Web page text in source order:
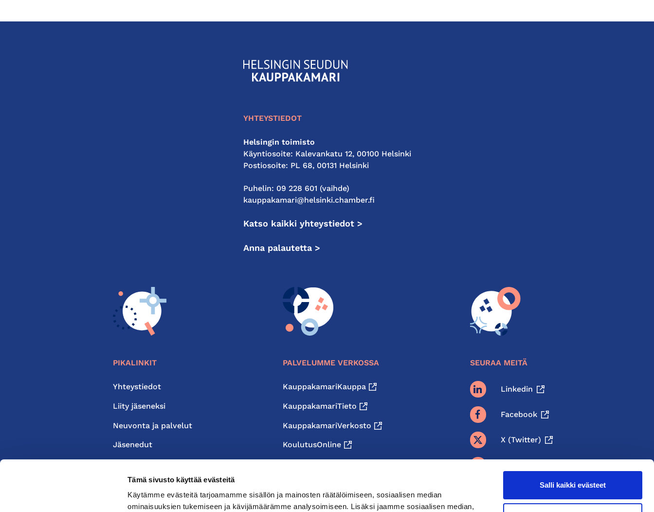
Tämä sivusto käyttää evästeitä
Käytämme evästeitä tarjoamamme sisällön ja mainosten räätälöimiseen, sosiaalisen median
ominaisuuksien tukemiseen ja kävijämäärämme analysoimiseen. Lisäksi jaamme sosiaalisen median,
Salli kaikki evästeet
KauppakamariHelsingin
seudun
YHTEYSTIEDOT
Helsingin toimisto
Käyntiosoite: Kalevankatu 12, 00100 Helsinki
Postiosoite: PL 68, 00131 Helsinki
Puhelin: 09 228 601 (vaihde)
kauppakamari@helsinki.chamber.fi
Katso kaikki yhteystiedot >
Anna palautetta >
PIKALINKIT
Yhteystiedot
Liity jäseneksi
Neuvonta ja palvelut
Jäsenedut
PALVELUMME VERKOSSA
KauppakamariKauppa
KauppakamariTieto
KauppakamariVerkosto
KoulutusOnline
SEURAA MEITÄ
Linkedin
Facebook
X (twitter)